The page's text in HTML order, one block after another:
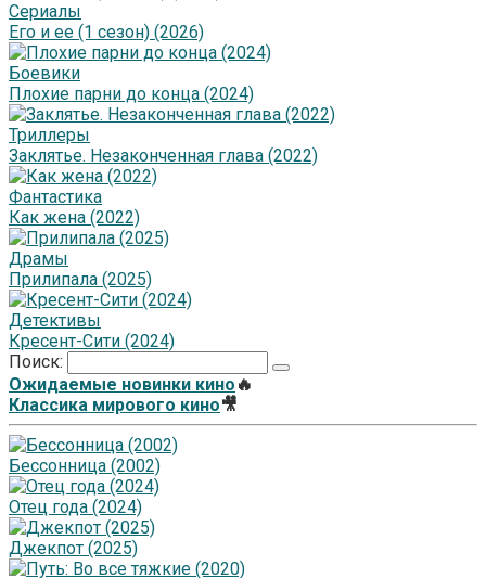
Сериалы
Его и ее (1 сезон) (2026)
Боевики
Плохие парни до конца (2024)
Триллеры
Заклятье. Незаконченная глава (2022)
Фантастика
Как жена (2022)
Драмы
Прилипала (2025)
Детективы
Кресент-Сити (2024)
Поиск:
Ожидаемые новинки кино 🔥
Классика мирового кино🎥
Бессонница (2002)
Отец года (2024)
Джекпот (2025)